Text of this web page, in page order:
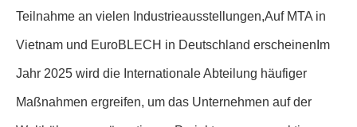
Teilnahme an vielen Industrieausstellungen,Auf MTA in
Vietnam und EuroBLECH in Deutschland erscheinenIm
Jahr 2025 wird die Internationale Abteilung häufiger
Maßnahmen ergreifen, um das Unternehmen auf der